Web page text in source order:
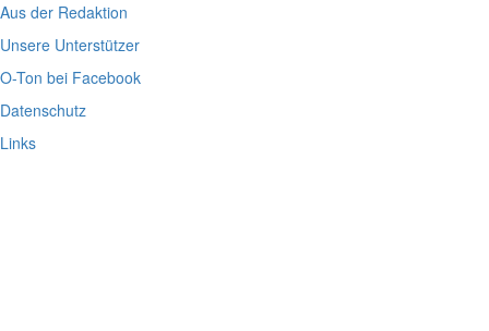
Aus der Redaktion
Unsere Unterstützer
O-Ton bei Facebook
Datenschutz
Links